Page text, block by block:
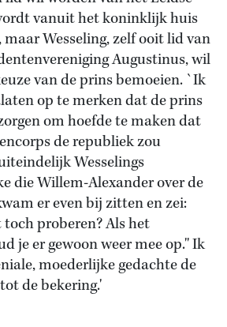
vanuit het koninklijk huis
Wesseling, zelf ooit lid van
Augustinus, wil
van de prins bemoeien. `Ik
op te merken dat de prins
om hoefde te maken dat
de republiek zou
Wesselings
die Willem-Alexander over de
er even bij zitten en zei:
proberen? Als het
je er gewoon weer mee op.'' Ik
moederlijke gedachte de
de bekering.'